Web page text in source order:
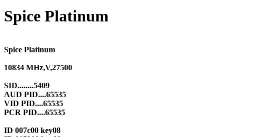
Spice Platinum
Spice Platinum
10834 MHz,V,27500
SID........5409
AUD PID....65535
VID PID....65535
PCR PID....65535
ID 007c00 key08